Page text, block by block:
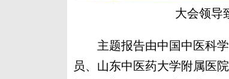
大会领导
主题报告由中国中医科学
员、山东中医药大学附属医